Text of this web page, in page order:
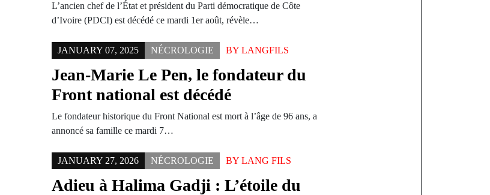
L’ancien chef de l’État et président du Parti démocratique de Côte
d’Ivoire (PDCI) est décédé ce mardi 1er août, révèle…
JANUARY 07, 2025 NÉCROLOGIE BYLANGFILS
Jean-Marie Le Pen, le fondateur du
Front national est décédé
Le fondateur historique du Front National est mort à l’âge de 96 ans, a
annoncé sa famille ce mardi 7…
JANUARY 27, 2026 NÉCROLOGIE BYLANG FILS
Adieu à Halima Gadji : L’étoile du